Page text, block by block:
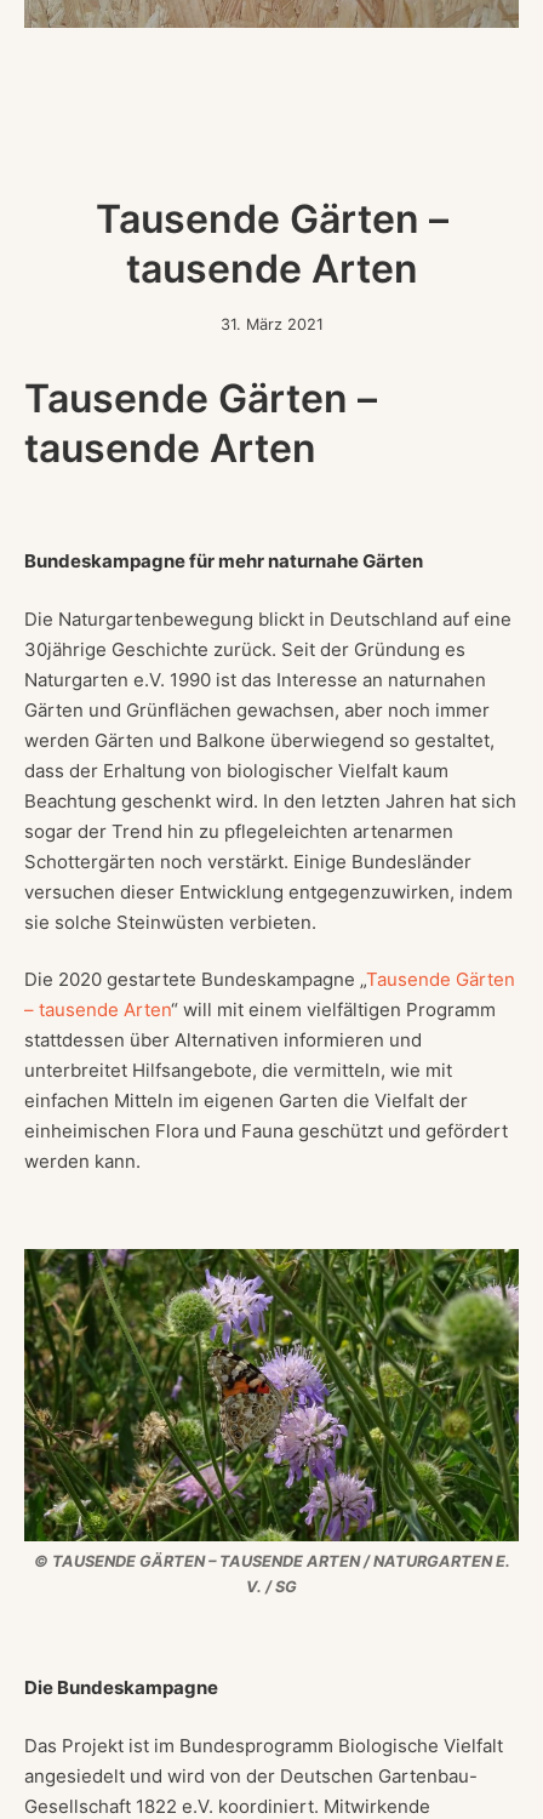
Tausende Gärten –
tausende Arten
31. März 202131.
Tausende Gärten –
tausende Arten
Bundeskampagne für mehr naturnahe Gärten
Die Naturgartenbewegung blickt in Deutschland auf eine
30jährige Geschichte zurück. Seit der Gründung es
Naturgarten e.V. 1990 ist das Interesse an naturnahen
Gärten und Grünflächen gewachsen, aber noch immer
werden Gärten und Balkone überwiegend so gestaltet,
dass der Erhaltung von biologischer Vielfalt kaum
Beachtung geschenkt wird. In den letzten Jahren hat sich
sogar der Trend hin zu pflegeleichten artenarmen
Schottergärten noch verstärkt. Einige Bundesländer
versuchen dieser Entwicklung entgegenzuwirken, indem
sie solche Steinwüsten verbieten.
Die 2020 gestartete Bundeskampagne „Tausende Gärten
– tausende Arten“ will mit einem vielfältigen Programm
stattdessen über Alternativen informieren und
unterbreitet Hilfsangebote, die vermitteln, wie mit
einfachen Mitteln im eigenen Garten die Vielfalt der
einheimischen Flora und Fauna geschützt und gefördert
werden kann.
© TAUSENDE GÄRTEN – TAUSENDE ARTEN / NATURGARTEN E.
V. / SG
Die Bundeskampagne
Das Projekt ist im Bundesprogramm Biologische Vielfalt
angesiedelt und wird von der Deutschen Gartenbau-
Gesellschaft 1822 e.V. koordiniert. Mitwirkende